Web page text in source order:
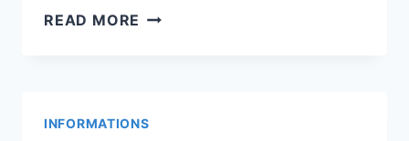
READ MORE LA
LA
INFORMATIONS